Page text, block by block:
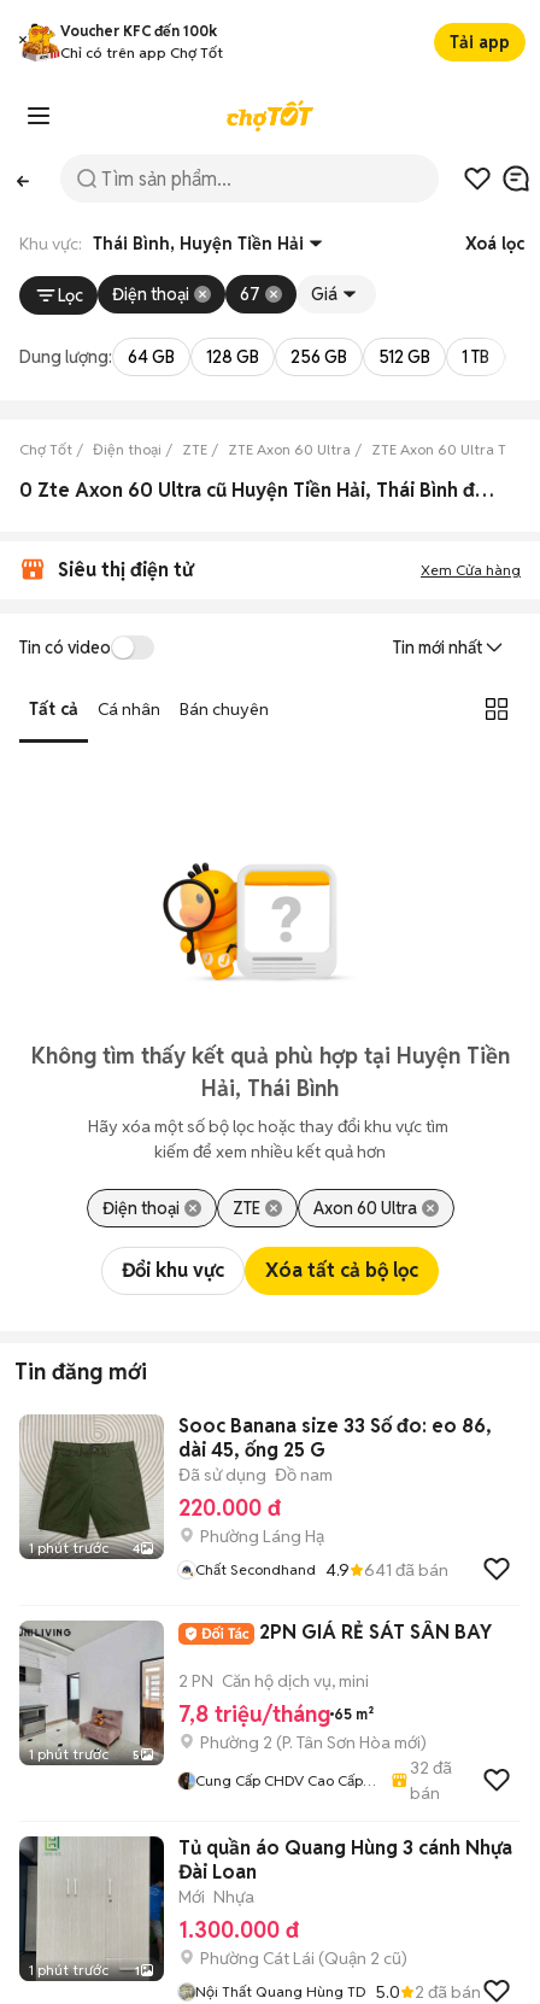
Voucher KFC đến 100k
Chỉ có trên app Chợ Tốt
Tải app
Khu vực: Thái Bình, Huyện Tiền Hải Xoá lọc
Lọc Điện thoại 67 Giá
Dung lượng: 64 GB 128 GB 256 GB 512 GB 1 TB
Chợ Tốt Điện thoại ZTE ZTE Axon 60 Ultra ZTE Axon 60 Ultra Thái
0 Zte Axon 60 Ultra cũ Huyện Tiền Hải, Thái Bình đẹp
Siêu thị điện tử Xem Cửa hàng
Tin có video Tin mới nhất
Tất cả Cá nhân Bán chuyên
Không tìm thấy kết quả phù hợp tại Huyện Tiền
Hải, Thái Bình
Hãy xóa một số bộ lọc hoặc thay đổi khu vực tìm
kiếm để xem nhiều kết quả hơn
Điện thoại ZTE Axon 60 Ultra
Đổi khu vực Xóa tất cả bộ lọc
Tin đăng mới
1 phút trước 4
Sooc Banana size 33 Số đo: eo 86,
dài 45, ống 25 G
Đã sử dụng Đồ nam
220.000 đ
Phường Láng Hạ
Chất Secondhand 4.9 641 đã bán
1 phút trước 5
2PN GIÁ RẺ SÁT SÂN BAY
2 PN Căn hộ dịch vụ, mini
7,8 triệu/tháng 65 m²
Phường 2 (P. Tân Sơn Hòa mới)
Cung Cấp CHDV Cao Cấp
32 đã
bán
1 phút trước 1
Tủ quần áo Quang Hùng 3 cánh Nhựa
Đài Loan
Mới Nhựa
1.300.000 đ
Phường Cát Lái (Quận 2 cũ)
Nội Thất Quang Hùng TD 5.0 2 đã bán